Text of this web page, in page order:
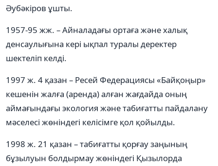
Әубәкіров ұшты.
1957-95 жж. – Айналадағы ортаға және халық
денсаулығына кері ықпал туралы деректер
шектеліп келді.
1997 ж. 4 қазан – Ресей Федерациясы «Байқоңыр»
кешенін жалға (аренда) алған жағдайда оның
аймағындағы экология және табиғатты пайдалану
мәселесі жөніндегі келісімге қол қойылды.
1998 ж. 21 қазан – табиғатты қорғау заңының
бұзылуын болдырмау жөніндегі Қызылорда